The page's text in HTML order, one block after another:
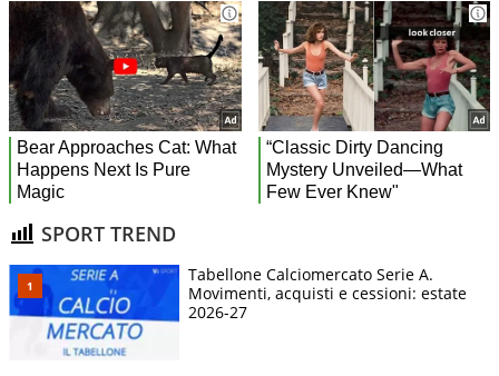
SPORT TREND
Tabellone Calciomercato Serie A.
Movimenti, acquisti e cessioni: estate
2026-27